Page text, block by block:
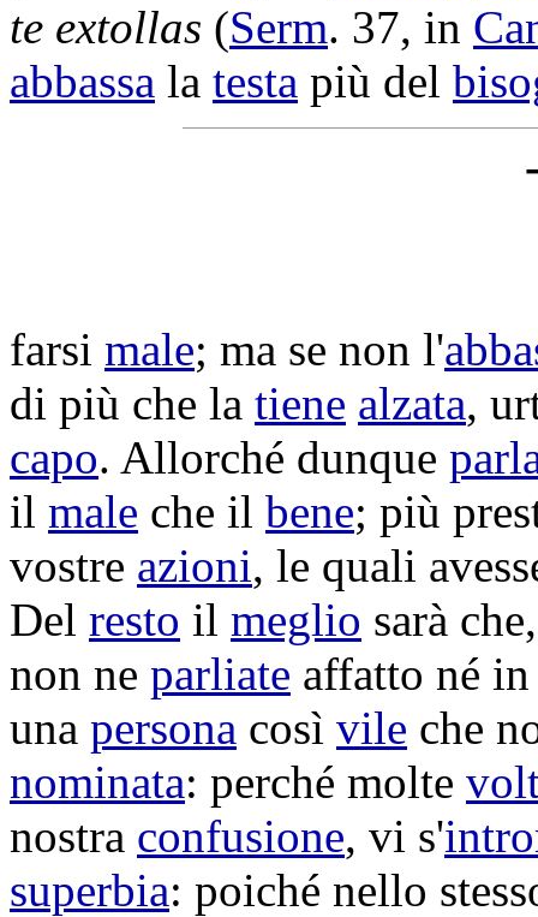
te extollas (Serm. 37, in
abbassa la testa più del
farsi male; ma se non l'
di più che la tiene alzata,
capo. Allorché dunque
il male che il bene; più
vostre azioni, le quali
Del resto il meglio sarà
non ne parliate affatto né
una persona così vile che
nominata: perché molte
nostra confusione, vi s'
superbia: poiché nello